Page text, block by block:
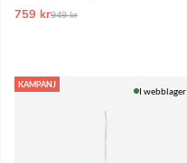
759 krOrdinarie pris:
949 kr
KAMPANJ
I webblager